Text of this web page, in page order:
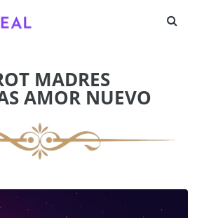
MADRES
AMOR NUEVO